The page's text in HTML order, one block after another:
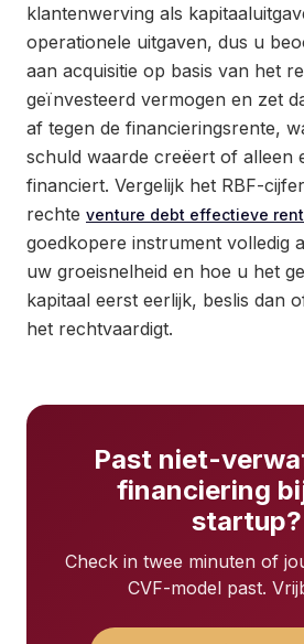
klantenwerving als
operationele uitgaven, dus u
aan acquisitie op basis van het
geïnvesteerd vermogen en zet
af tegen de financieringsrente,
schuld waarde creëert of alleen
financiert. Vergelijk het RBF-
rechte venture debt effectieve
goedkopere instrument volledig
uw groeisnelheid en hoe u het
kapitaal eerst eerlijk, beslis dan
het rechtvaardigt.
Past niet-
financiering
startup?
Check in twee minuten of
CVF-model past.